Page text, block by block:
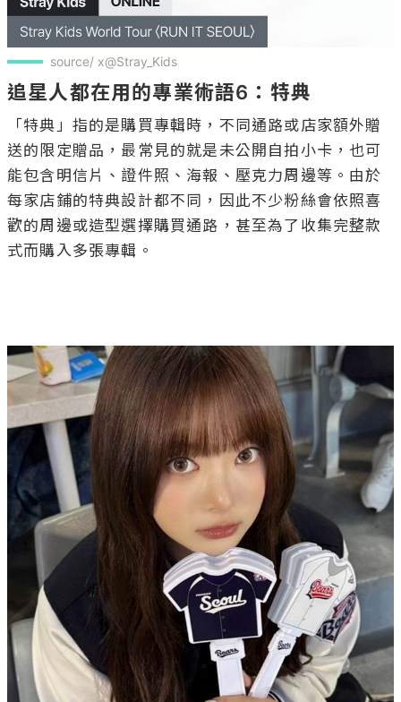
source/ x@Stray_Kids
追星人都在用的專業術語6：特典
「特典」指的是購買專輯時，不同通路或店家額外贈
送的限定贈品，最常見的就是未公開自拍小卡，也可
能包含明信片、證件照、海報、壓克力周邊等。由於
每家店鋪的特典設計都不同，因此不少粉絲會依照喜
歡的周邊或造型選擇購買通路，甚至為了收集完整款
式而購入多張專輯。